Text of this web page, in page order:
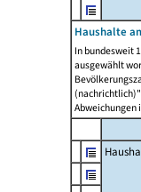
Haushalte
In bundesweit
ausgewählt
Abweichungen